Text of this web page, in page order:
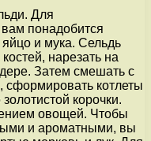
Для
вам понадобится
и мука. Сельдь
нарезать на
Затем смешать с
сформировать котлеты
корочки.
овощей. Чтобы
и ароматными, вы